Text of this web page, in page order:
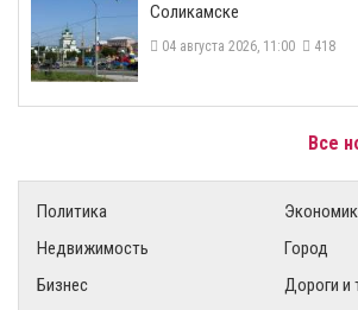
Соликамске
04 августа 2026, 11:00 418
Все
Политика
Недвижимость
Город
Бизнес
Дороги и